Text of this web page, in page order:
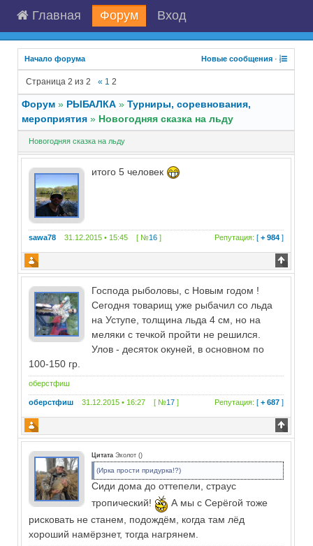
Главная Форум Вход
Начало форума Новые сообщения ·
Страница2 из2 « 1 2
Форум » РЫБАЛКА » Турниры, соревнования,
мероприятия » Новогодняя сказка на льду
Новогодняя сказка на льду
итого 5 человек
sawa78 31.12.2015 • 15:45 [ №16 ] Репутация: [+ 984 ]
Господа рыболовы, с Новым годом !
Сегодня товарищ уже рыбачил со льда
на Уступе, толщина льда 4 см, но на
меляки с течкой пройти не решился.
Улов - десяток окуней, в основном по
100-150 гр.
оберстфиш
оберстфиш 31.12.2015 • 16:27 [ №17 ] Репутация: [+ 687 ]
Цитата Эхолот ()
(Ирка прости придурка!?)
Сиди дома до оттепели, страус
тропический!
А мы с Серёгой тоже
рисковать не станем, подождём, когда там лёд
хороший намёрзнет, тогда нагрянем.